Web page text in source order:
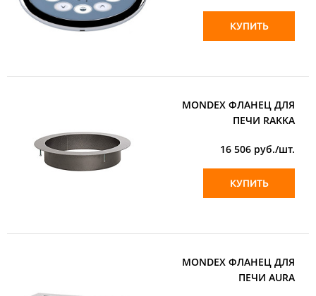
КУПИТЬ
MONDEX ФЛАНЕЦ ДЛЯ
ПЕЧИ RAKKA
16 506 руб./шт.
КУПИТЬ
MONDEX ФЛАНЕЦ ДЛЯ
ПЕЧИ AURA